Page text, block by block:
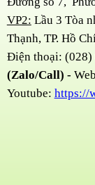
VP2: Lầu 3 Tòa
Thạnh, TP. Hồ
Điện thoại: (028)
(Zalo/Call) -
Youtube: https://